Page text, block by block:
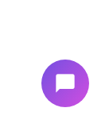
chat_bubble